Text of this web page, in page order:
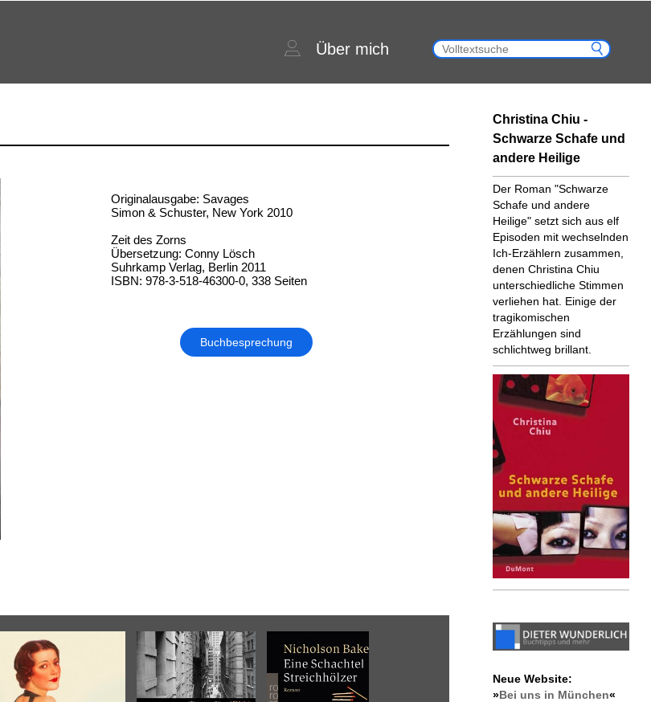
Über mich
Originalausgabe: Savages
Simon & Schuster, New York 2010
Zeit des Zorns
Übersetzung: Conny Lösch
Suhrkamp Verlag, Berlin 2011
ISBN: 978-3-518-46300-0, 338 Seiten
Buchbesprechung
Christina Chiu -
Schwarze Schafe und
andere Heilige
Der Roman "Schwarze
Schafe und andere
Heilige" setzt sich aus elf
Episoden mit wechselnden
Ich-Erzählern zusammen,
denen Christina Chiu
unterschiedliche Stimmen
verliehen hat. Einige der
tragikomischen
Erzählungen sind
schlichtweg brillant.
Neue Website:
»Bei uns in München«